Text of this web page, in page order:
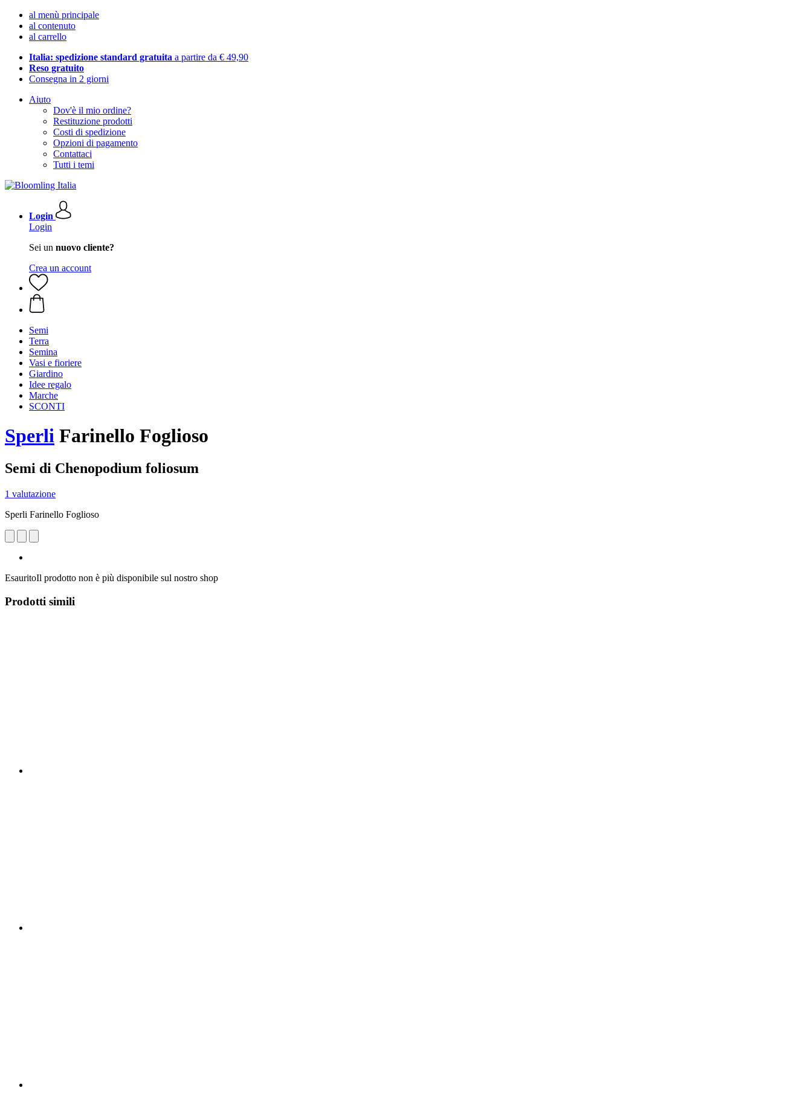
al menù principale
al contenuto
al carrello
Italia: spedizione standard gratuita a partire da € 49,90
Reso gratuito
Consegna in 2 giorni
Aiuto
Dov'è il mio ordine?
Restituzione prodotti
Costi di spedizione
Opzioni di pagamento
Contattaci
Tutti i temi
Login
Login
Sei un nuovo cliente?
Crea un account
Semi
Terra
Semina
Vasi e fioriere
Giardino
Idee regalo
Marche
SCONTI
Sperli Farinello Foglioso
Semi di Chenopodium foliosum
1 valutazione
Sperli Farinello Foglioso
EsauritoIl prodotto non è più disponibile sul nostro shop
Prodotti simili